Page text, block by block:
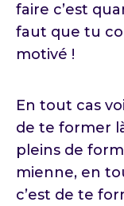
faire c’est
faut que tu
motivé !
En tout cas
de te former
pleins de
mienne, en
c’est de te